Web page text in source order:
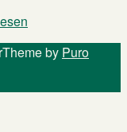
Theme by Puro